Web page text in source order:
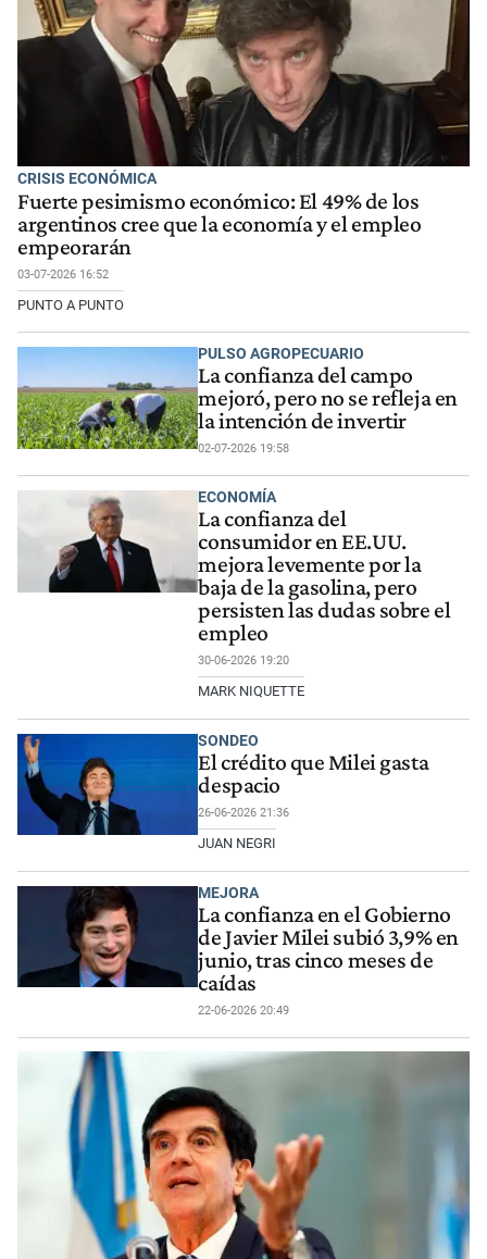
CRISIS ECONÓMICA
Fuerte pesimismo económico: El 49% de los
argentinos cree que la economía y el empleo
empeorarán
03-07-2026 16:52
PUNTO A PUNTO
PULSO AGROPECUARIO
La confianza del campo
mejoró, pero no se refleja en
la intención de invertir
02-07-2026 19:58
ECONOMÍA
La confianza del
consumidor en EE.UU.
mejora levemente por la
baja de la gasolina, pero
persisten las dudas sobre el
empleo
30-06-2026 19:20
MARK NIQUETTE
SONDEO
El crédito que Milei gasta
despacio
26-06-2026 21:36
JUAN NEGRI
MEJORA
La confianza en el Gobierno
de Javier Milei subió 3,9% en
junio, tras cinco meses de
caídas
22-06-2026 20:49